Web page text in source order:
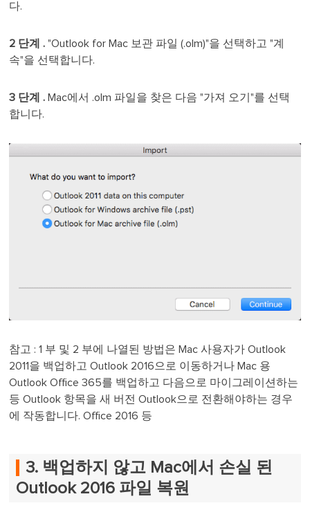
다.
2 단계 . "Outlook for Mac 보관 파일 (.olm)"을 선택하고 "계
속"을 선택합니다.
3 단계 . Mac에서 .olm 파일을 찾은 다음 "가져 오기"를 선택
합니다.
참고 : 1 부 및 2 부에 나열된 방법은 Mac 사용자가 Outlook
2011을 백업하고 Outlook 2016으로 이동하거나 Mac 용
Outlook Office 365를 백업하고 다음으로 마이그레이션하는
등 Outlook 항목을 새 버전 Outlook으로 전환해야하는 경우
에 작동합니다. Office 2016 등
3. 백업하지 않고 Mac에서 손실 된
Outlook 2016 파일 복원